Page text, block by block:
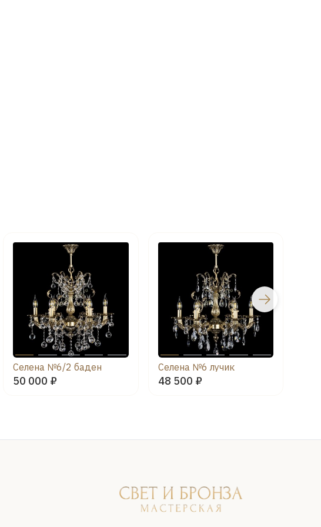
Селена №6/2 баден
50 000 ₽
Селена №6 лучик
48 500 ₽